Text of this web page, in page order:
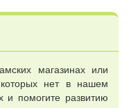
магазинах или
нет в нашем
и помогите развитию